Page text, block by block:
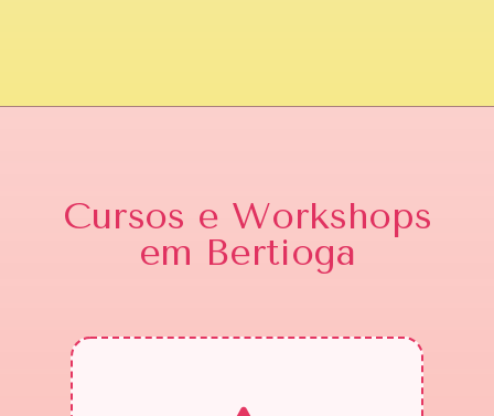
Cursos e Workshops
em Bertioga